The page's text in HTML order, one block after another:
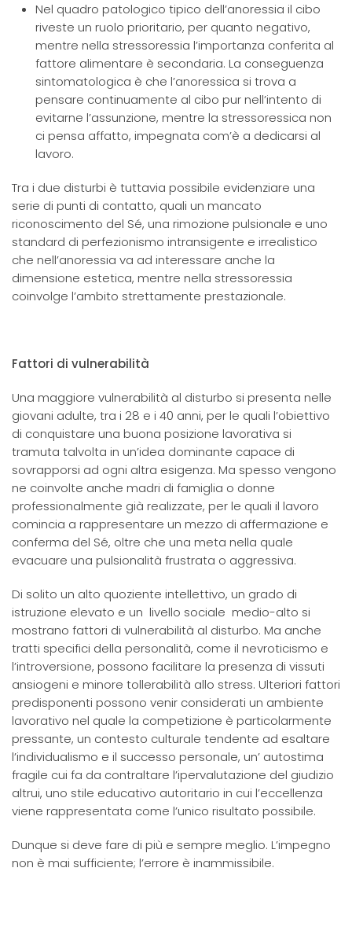
Nel quadro patologico tipico dell’anoressia il cibo
riveste un ruolo prioritario, per quanto negativo,
mentre nella stressoressia l’importanza conferita al
fattore alimentare è secondaria. La conseguenza
sintomatologica è che l’anoressica si trova a
pensare continuamente al cibo pur nell’intento di
evitarne l’assunzione, mentre la stressoressica non
ci pensa affatto, impegnata com’è a dedicarsi al
lavoro.
Tra i due disturbi è tuttavia possibile evidenziare una
serie di punti di contatto, quali un mancato
riconoscimento del Sé, una rimozione pulsionale e uno
standard di perfezionismo intransigente e irrealistico
che nell’anoressia va ad interessare anche la
dimensione estetica, mentre nella stressoressia
coinvolge l’ambito strettamente prestazionale.
Fattori di vulnerabilità
Una maggiore vulnerabilità al disturbo si presenta nelle
giovani adulte, tra i 28 e i 40 anni, per le quali l’obiettivo
di conquistare una buona posizione lavorativa si
tramuta talvolta in un’idea dominante capace di
sovrapporsi ad ogni altra esigenza. Ma spesso vengono
ne coinvolte anche madri di famiglia o donne
professionalmente già realizzate, per le quali il lavoro
comincia a rappresentare un mezzo di affermazione e
conferma del Sé, oltre che una meta nella quale
evacuare una pulsionalità frustrata o aggressiva.
Di solito un alto quoziente intellettivo, un grado di
istruzione elevato e un livello sociale medio-alto si
mostrano fattori di vulnerabilità al disturbo. Ma anche
tratti specifici della personalità, come il nevroticismo e
l’introversione, possono facilitare la presenza di vissuti
ansiogeni e minore tollerabilità allo stress. Ulteriori fattori
predisponenti possono venir considerati un ambiente
lavorativo nel quale la competizione è particolarmente
pressante, un contesto culturale tendente ad esaltare
l’individualismo e il successo personale, un’ autostima
fragile cui fa da contraltare l’ipervalutazione del giudizio
altrui, uno stile educativo autoritario in cui l’eccellenza
viene rappresentata come l’unico risultato possibile.
Dunque si deve fare di più e sempre meglio. L’impegno
non è mai sufficiente; l’errore è inammissibile.